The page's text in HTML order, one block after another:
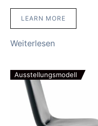
LEARN MORE
Weiterlesen
Ausstellungsmodell